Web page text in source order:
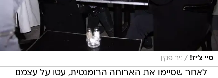
סיי צ'יז! / ניר פקין
לאחר שסיימו את הארוחה הרומנטית, עטו על עצמם